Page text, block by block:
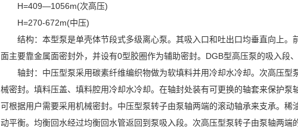
H=409—1056m(次高压)
H=270-672m(中压)
结构：本型泵是单壳体节段式多级离心泵。其吸入口和吐出口均垂直向上
面主要靠金属面密封外，并设有0型胶圈作为辅助密封。DGB型高压泵的吸入段
轴封：中压型泵采用碳素纤维编织物做为软填料并用冷却水冷却。次高压
械密封。填料压盖、填料腔用冷却水冷却。在轴封处装有可更换的轴套来保护
可根据用户需要采用机械密封。中压型泵转子由泵轴两端的滚动轴承来支承。
动平衡。均衡回水经过均衡回水管返回到泵吸入段。次高压型泵转子由泵轴两